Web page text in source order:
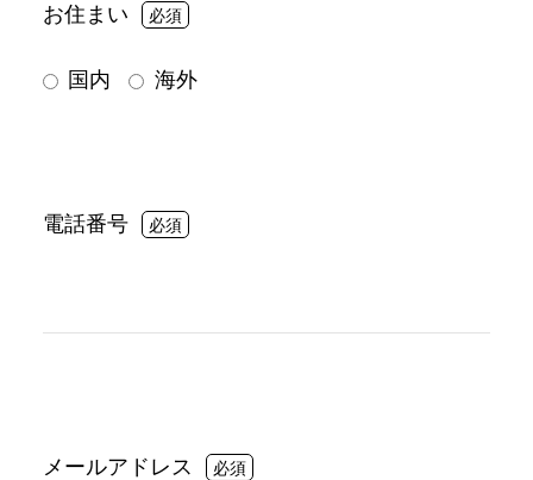
お住まい
国内 海外
電話番号
メールアドレス